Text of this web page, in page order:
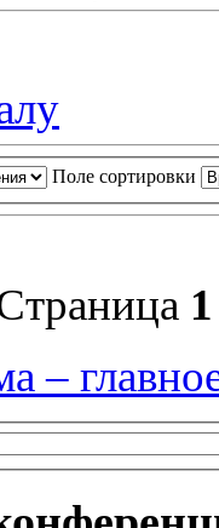
Поле сортировки
1
–